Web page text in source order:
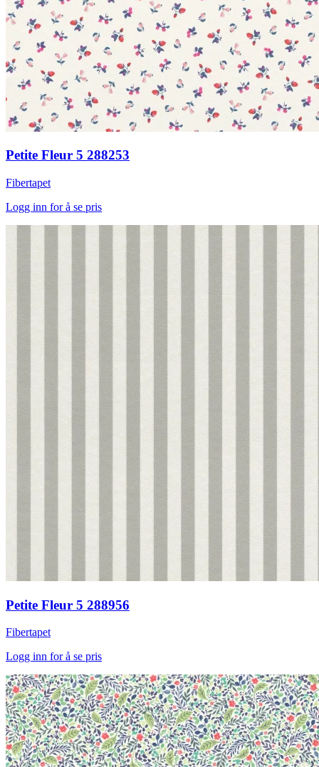
Petite Fleur 5 288253
Fibertapet
Logg inn for å se pris
Petite Fleur 5 288956
Fibertapet
Logg inn for å se pris